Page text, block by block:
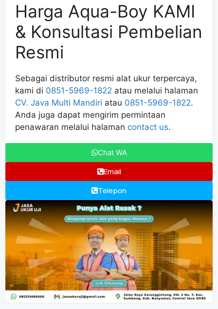
Harga Aqua-Boy KAMI
& Konsultasi Pembelian
Resmi
Sebagai distributor resmi alat ukur terpercaya,
kami di 0851-5969-1822 atau melalui halaman
CV. Java Multi Mandiri atau 0851-5969-1822.
Anda juga dapat mengirim permintaan
penawaran melalui halaman contact us.
Chat WA
Email
Telepon